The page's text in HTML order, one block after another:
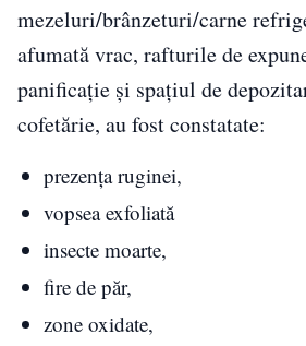
mezeluri/brânzeturi/carne
afumată vrac, rafturile de
panificație și spațiul de
cofetărie, au fost constatate:
prezența ruginei,
vopsea exfoliată
insecte moarte,
fire de păr,
zone oxidate,